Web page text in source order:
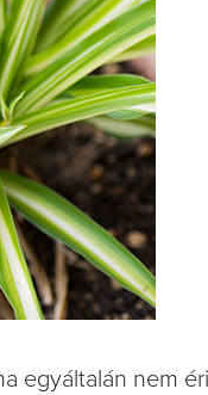
egyáltalán nem éri